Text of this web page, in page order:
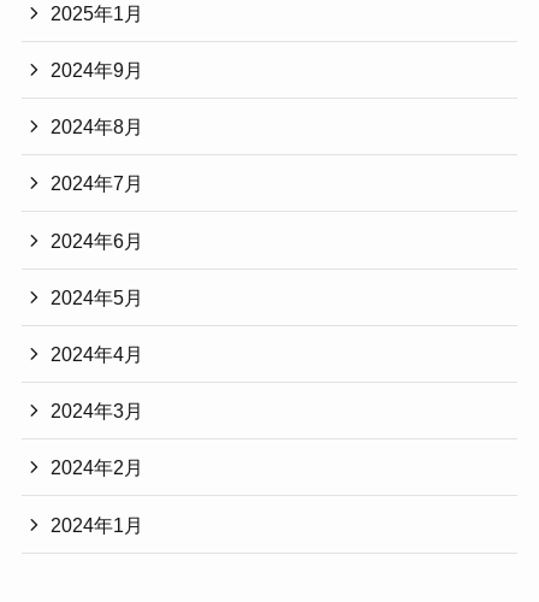
2025年1月
2024年9月
2024年8月
2024年7月
2024年6月
2024年5月
2024年4月
2024年3月
2024年2月
2024年1月